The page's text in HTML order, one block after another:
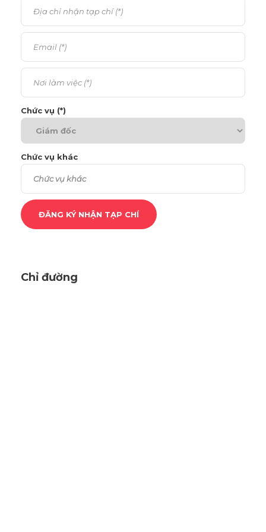
Chức vụ (*)
Chức vụ khác
Chỉ đường